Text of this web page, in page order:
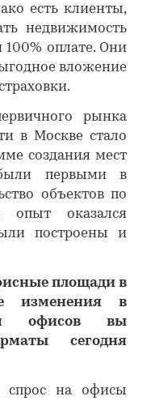
есть клиенты,
недвижимость
100% оплате. Они
вложение
рынка
в Москве стало
создания мест
первыми в
объектов по
оказался
построены и
площади в
изменения в
офисов вы
сегодня
спрос на офисы